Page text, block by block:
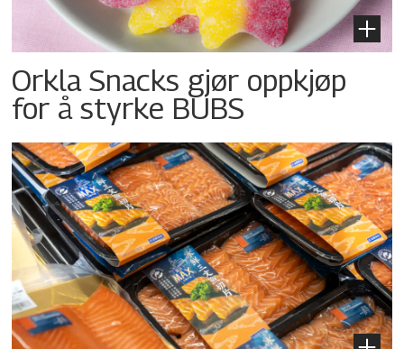
Orkla Snacks gjør oppkjøp
for å styrke BUBS